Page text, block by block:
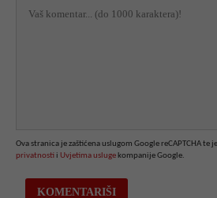
Ova stranica je zaštićena uslugom Google reCAPTCHA te
privatnosti i Uvjetima usluge kompanije Google.